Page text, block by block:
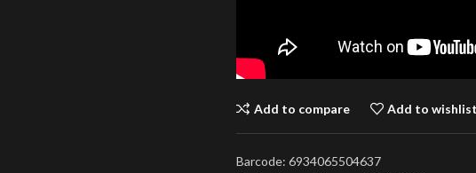
Add to compare Add to
Barcode: 6934065504637